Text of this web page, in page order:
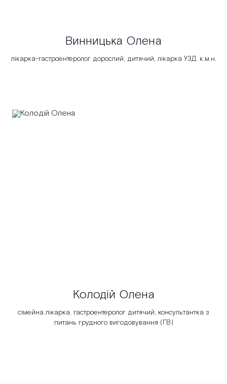
Винницька Олена
лікарка-гастроентеролог дорослий, дитячий, лікарка УЗД, к.м.н.
Колодій Олена
сімейна лікарка, гастроентеролог дитячий, консультантка з
питань грудного вигодовування (ГВ)